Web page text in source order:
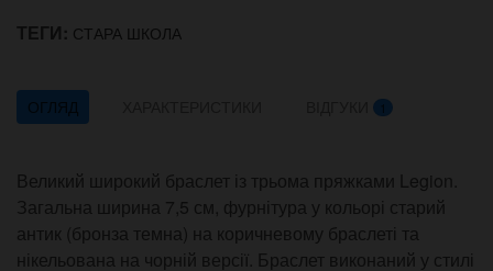
ТЕГИ: СТАРА ШКОЛА
ОГЛЯД 1
Великий широкий браслет із трьома пряжками Legion.
Загальна ширина 7,5 см, фурнітура у кольорі старий
антик (бронза темна) на коричневому браслеті та
нікельована на чорній версії. Браслет виконаний у стилі